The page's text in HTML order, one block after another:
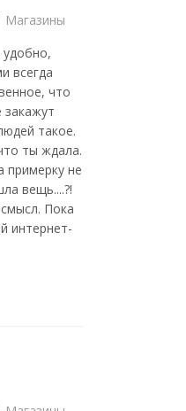
Магазины
всегда
что
закажут
такое.
ты ждала.
примерку не
вещь....?!
Пока
интернет-